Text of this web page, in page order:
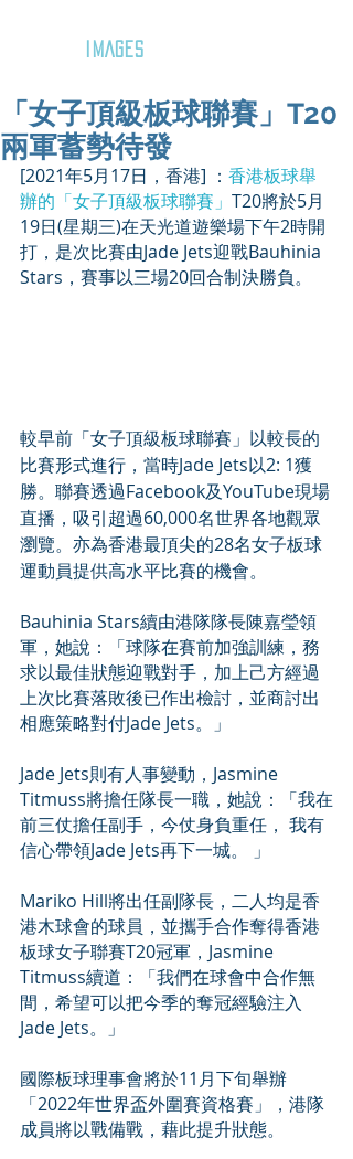
IMAGES
「女子頂級板球聯賽」T20
兩軍蓄勢待發
[2021年5月17日，香港] ： 香港板球舉
辦的「女子頂級板球聯賽」 T20將於5月
19日(星期三)在天光道遊樂場下午2時開
打，是次比賽由Jade Jets迎戰Bauhinia
Stars，賽事以三場20回合制決勝負。
較早前「女子頂級板球聯賽」以較長的
比賽形式進行，當時Jade Jets以2: 1獲
勝。聯賽透過Facebook及YouTube現場
直播，吸引超過60,000名世界各地觀眾
瀏覽。亦為香港最頂尖的28名女子板球
運動員提供高水平比賽的機會。
Bauhinia Stars續由港隊隊長陳嘉瑩領
軍，她說：「球隊在賽前加強訓練，務
求以最佳狀態迎戰對手，加上己方經過
上次比賽落敗後已作出檢討，並商討出
相應策略對付Jade Jets。」
Jade Jets則有人事變動，Jasmine
Titmuss將擔任隊長一職，她說：「我在
前三仗擔任副手，今仗身負重任， 我有
信心帶領Jade Jets再下一城。 」
Mariko Hill將出任副隊長，二人均是香
港木球會的球員，並攜手合作奪得香港
板球女子聯賽T20冠軍，Jasmine
Titmuss續道：「我們在球會中合作無
間，希望可以把今季的奪冠經驗注入
Jade Jets。」
國際板球理事會將於11月下旬舉辦
「2022年世界盃外圍賽資格賽」，港隊
成員將以戰備戰，藉此提升狀態。